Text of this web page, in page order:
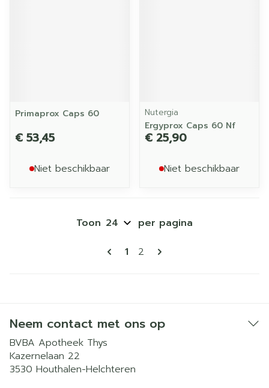
Primaprox Caps 60
€ 53,45
Niet beschikbaar
Nutergia
Ergyprox Caps 60 Nf
€ 25,90
Niet beschikbaar
Pagina's
U lees momenteel pagina
1 Pagina
2
Toon per pagina
Neem contact met ons op
BVBA Apotheek Thys
Kazernelaan 22
3530 Houthalen-Helchteren